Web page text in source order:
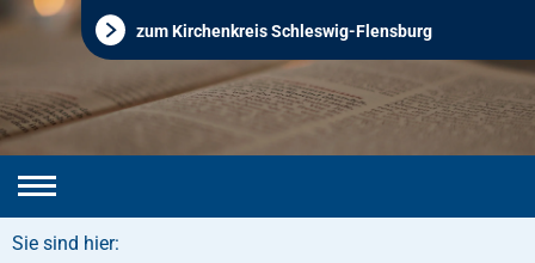
zum Kirchenkreis Schleswig-Flensburg
Sie sind hier: